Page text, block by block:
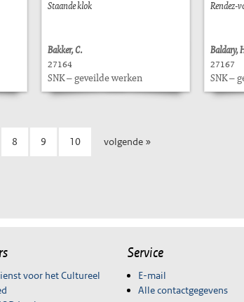
Staande klok
Bakker, C.
27164
SNK – geveilde werken
Rendez-
Baldary,
27167
SNK –
8 9 10 volgende »
voor het Cultureel
Service
E-mail
Alle contactgegevens